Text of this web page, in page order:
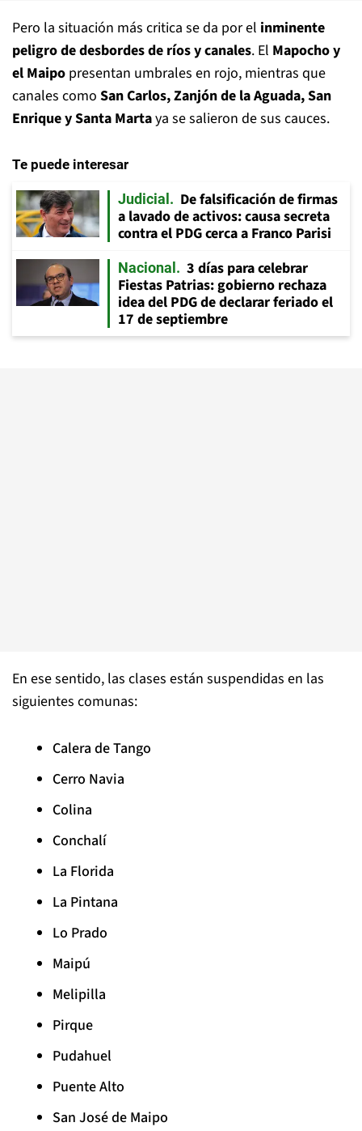
Pero la situación más critica se da por el inminente
peligro de desbordes de ríos y canales. El Mapocho y
el Maipo presentan umbrales en rojo, mientras que
canales como San Carlos, Zanjón de la Aguada, San
Enrique y Santa Martaya se salieron de sus cauces.
Te puede interesar
Judicial
De falsificación de firmas
a lavado de activos: causa secreta
contra el PDG cerca a Franco Parisi
Nacional
3 días para celebrar
Fiestas Patrias: gobierno rechaza
idea del PDG de declarar feriado el
17 de septiembre
En ese sentido, las clases están suspendidas en las
siguientes comunas:
Calera de Tango
Cerro Navia
Colina
Conchalí
La Florida
La Pintana
Lo Prado
Maipú
Melipilla
Pirque
Pudahuel
Puente Alto
San José de Maipo